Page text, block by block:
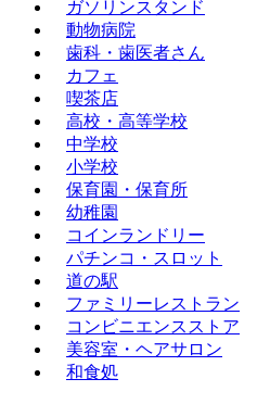
ガソリンスタンド
動物病院
歯科・歯医者さん
カフェ
喫茶店
高校・高等学校
中学校
小学校
保育園・保育所
幼稚園
コインランドリー
パチンコ・スロット
道の駅
ファミリーレストラン
コンビニエンスストア
美容室・ヘアサロン
和食処